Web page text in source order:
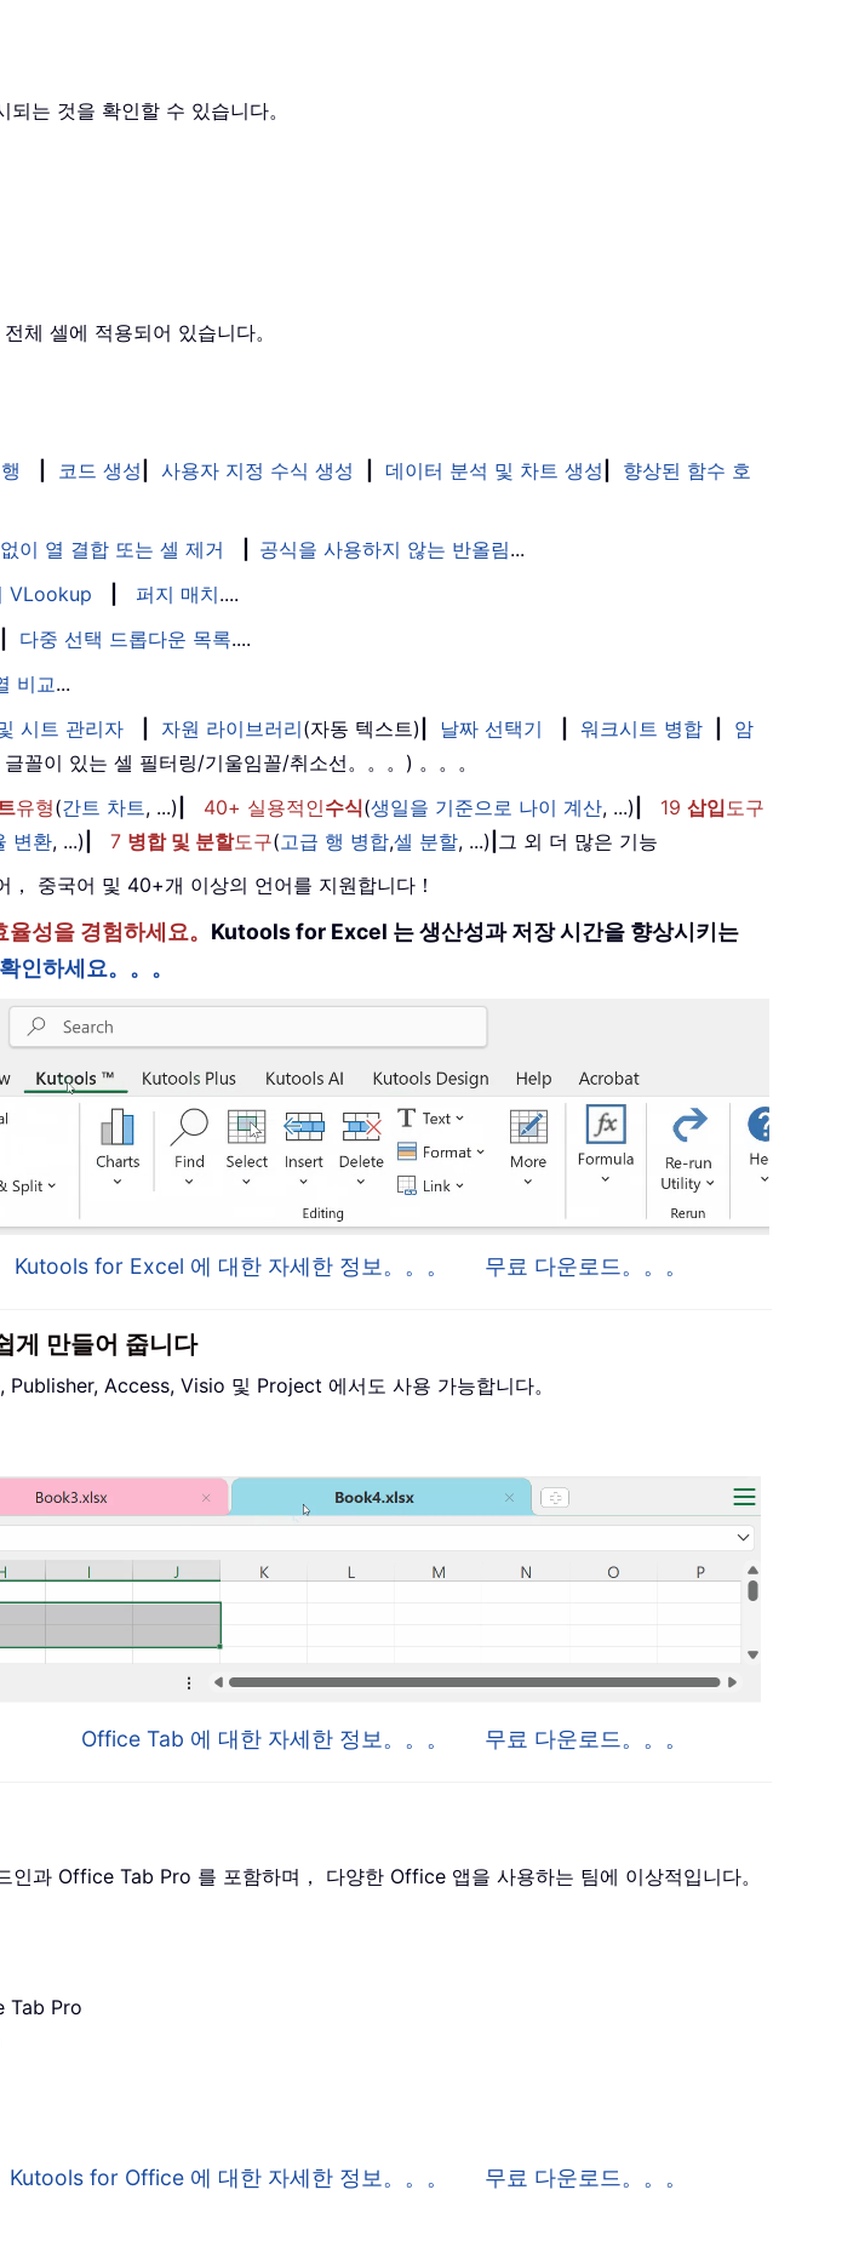
는 것을 확인할 수 있습니다。
체 셀에 적용되어 있습니다。
코드 생성 사용자 지정 수식 생성 데이터 분석 및 차트 생성
향상된 함수 호
이 열 결합 또는 셀 제거 공식을 사용하지 않는 반올림...
VLookup 퍼지 매치....
다중 선택 드롭다운 목록....
비교...
시트 관리자 자원 라이브러리(자동 텍스트) 날짜 선택기 워크시트 병합
암
꼴이 있는 셀 필터링/기울임꼴/취소선。。。) 。。。
유형(간트 차트, ...) 40+ 실용적인수식(생일을 기준으로 나이 계산, ...) 19 삽입도구
변환, ...) 7 병합 및 분할도구(고급 행 병합,셀 분할, ...) 그 외 더 많은 기능
중국어 및 40+개 이상의 언어를 지원합니다！
성을 경험하세요。 Kutools for Excel 는 생산성과 저장 시간을 향상시키는
인하세요。。。
Kutools for Excel 에 대한 자세한 정보。。。 무료 다운로드。。。
게 만들어 줍니다
, Publisher, Access, Visio 및 Project 에서도 사용 가능합니다。
Office Tab 에 대한 자세한 정보。。。 무료 다운로드。。。
과 Office Tab Pro 를 포함하며， 다양한 Office 앱을 사용하는 팀에 이상적입니다。
Tab Pro
Kutools for Office 에 대한 자세한 정보。。。 무료 다운로드。。。